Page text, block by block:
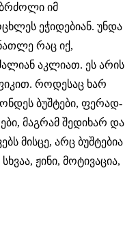
იმ
ეჭიდებიან. უნდა
რაც იქ,
აკლიათ. ეს არის
როდესაც ხარ
ბუშტები, ფერად-
მაგრამ შედიხარ და
მისცე, არც ბუშტებია
ჟინი, მოტივაცია,